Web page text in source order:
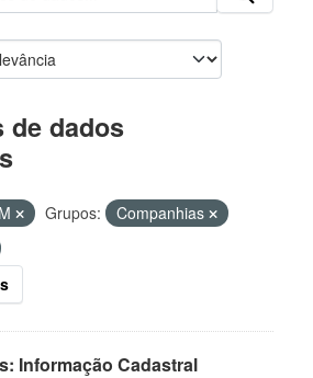
de dados
Grupos:
Companhias
Informação Cadastral